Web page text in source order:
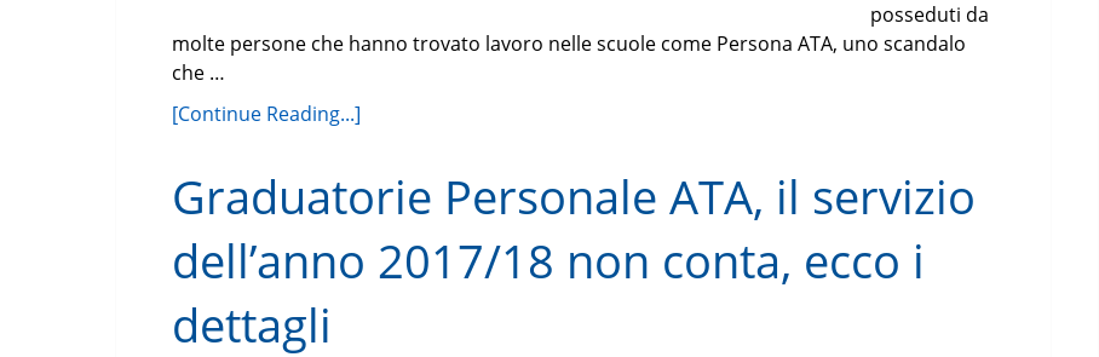
posseduti da
molte persone che hanno trovato lavoro nelle scuole come Persona ATA, uno scandalo
che …
[Continue Reading...]
Graduatorie Personale ATA, il servizio
dell’anno 2017/18 non conta, ecco i
dettagli